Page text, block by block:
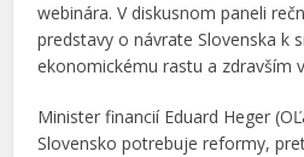
webinára. V diskusnom paneli
predstavy o návrate Slovenska k
ekonomickému rastu a zdravším
Minister financií Eduard Heger
Slovensko potrebuje reformy,